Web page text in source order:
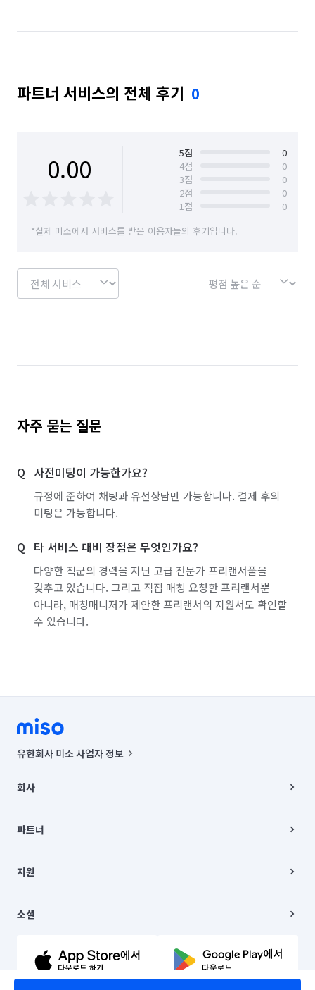
파트너 서비스의 전체 후기 0
0.00 5점
0
4점
0
3점
0
2점
0
1점
0
*실제 미소에서 서비스를 받은 이용자들의 후기입니다.
자주 묻는 질문
사전미팅이 가능한가요?
규정에 준하여 채팅과 유선상담만 가능합니다. 결제 후의
미팅은 가능합니다.
타 서비스 대비 장점은 무엇인가요?
다양한 직군의 경력을 지닌 고급 전문가 프리랜서풀을
갖추고 있습니다. 그리고 직접 매칭 요청한 프리랜서뿐
아니라, 매칭매니저가 제안한 프리랜서의 지원서도 확인할
수 있습니다.
유한회사 미소 사업자 정보
00019 |
주소 | 본사: 서울특별시 종로구 율곡로 6(중학동, 트윈트리빌딩) B동 5층
컨택센터 : 서울특별시 종로구 수송동 율곡로 24, 7층, 8층 미소
상품, 상품정보, 거래에 관한 의무와 책임은 거래당사자에게 있습니다.
언론 보도 관련 문의:
© 유한회사 미소. Miso, Inc. All Rights Reserved.
회사
채용
파트너
이사
지원
이용약관
문의하기
소셜
유튜브